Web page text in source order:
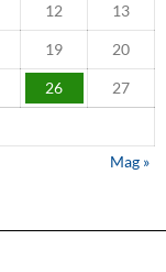
12 13
19 20
26 27
Mag »